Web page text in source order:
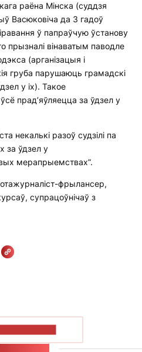
раёна Мінска (суддзя
Васюковіча да 3 гадоў
ў папраўчую ўстанову
прызналі вінаватым паводле
(арганізацыя і
груба парушаюць грамадскі
у іх). Такое
прад’яўляецца за ўдзел у
некалькі разоў судзілі па
за ўдзел у
мерапрыемствах”.
фрылансер,
супрацоўнічаў з